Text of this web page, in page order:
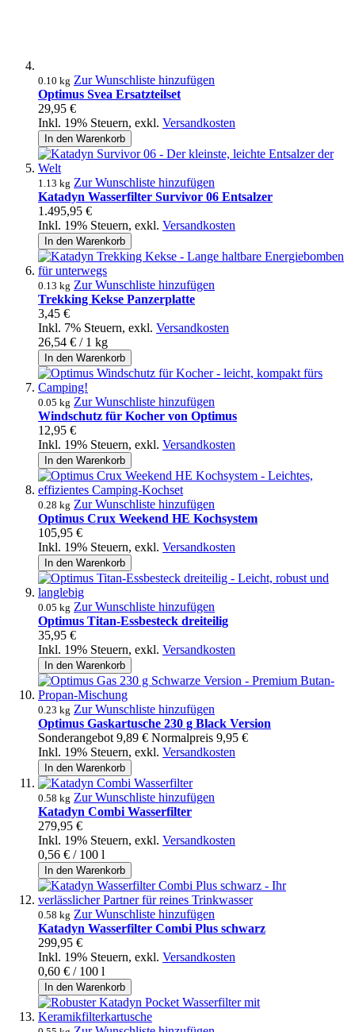
0.10 kg Zur Wunschliste hinzufügen
Optimus Svea Ersatzteilset
29,95 €
Inkl. 19% Steuern, exkl. Versandkosten
In den Warenkorb
1.13 kg Zur Wunschliste hinzufügen
Katadyn Wasserfilter Survivor 06 Entsalzer
1.495,95 €
Inkl. 19% Steuern, exkl. Versandkosten
In den Warenkorb
0.13 kg Zur Wunschliste hinzufügen
Trekking Kekse Panzerplatte
3,45 €
Inkl. 7% Steuern, exkl. Versandkosten
26,54 € / 1 kg
In den Warenkorb
0.05 kg Zur Wunschliste hinzufügen
Windschutz für Kocher von Optimus
12,95 €
Inkl. 19% Steuern, exkl. Versandkosten
In den Warenkorb
0.28 kg Zur Wunschliste hinzufügen
Optimus Crux Weekend HE Kochsystem
105,95 €
Inkl. 19% Steuern, exkl. Versandkosten
In den Warenkorb
0.05 kg Zur Wunschliste hinzufügen
Optimus Titan-Essbesteck dreiteilig
35,95 €
Inkl. 19% Steuern, exkl. Versandkosten
In den Warenkorb
0.23 kg Zur Wunschliste hinzufügen
Optimus Gaskartusche 230 g Black Version
Sonderangebot 9,89 € Normalpreis 9,95 €
Inkl. 19% Steuern, exkl. Versandkosten
In den Warenkorb
0.58 kg Zur Wunschliste hinzufügen
Katadyn Combi Wasserfilter
279,95 €
Inkl. 19% Steuern, exkl. Versandkosten
0,56 € / 100 l
In den Warenkorb
0.58 kg Zur Wunschliste hinzufügen
Katadyn Wasserfilter Combi Plus schwarz
299,95 €
Inkl. 19% Steuern, exkl. Versandkosten
0,60 € / 100 l
In den Warenkorb